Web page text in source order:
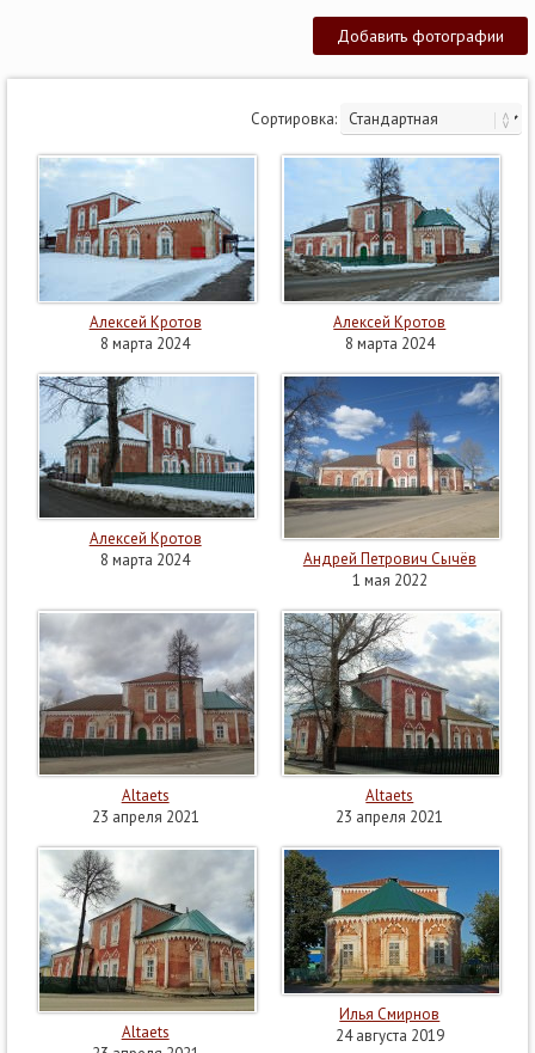
Добавить фотографии
Сортировка:
Алексей Кротов
8 марта 2024
Алексей Кротов
8 марта 2024
Алексей Кротов
8 марта 2024
Андрей Петрович Сычёв
1 мая 2022
Altaets
23 апреля 2021
Altaets
23 апреля 2021
Altaets
Илья Смирнов
24 августа 2019